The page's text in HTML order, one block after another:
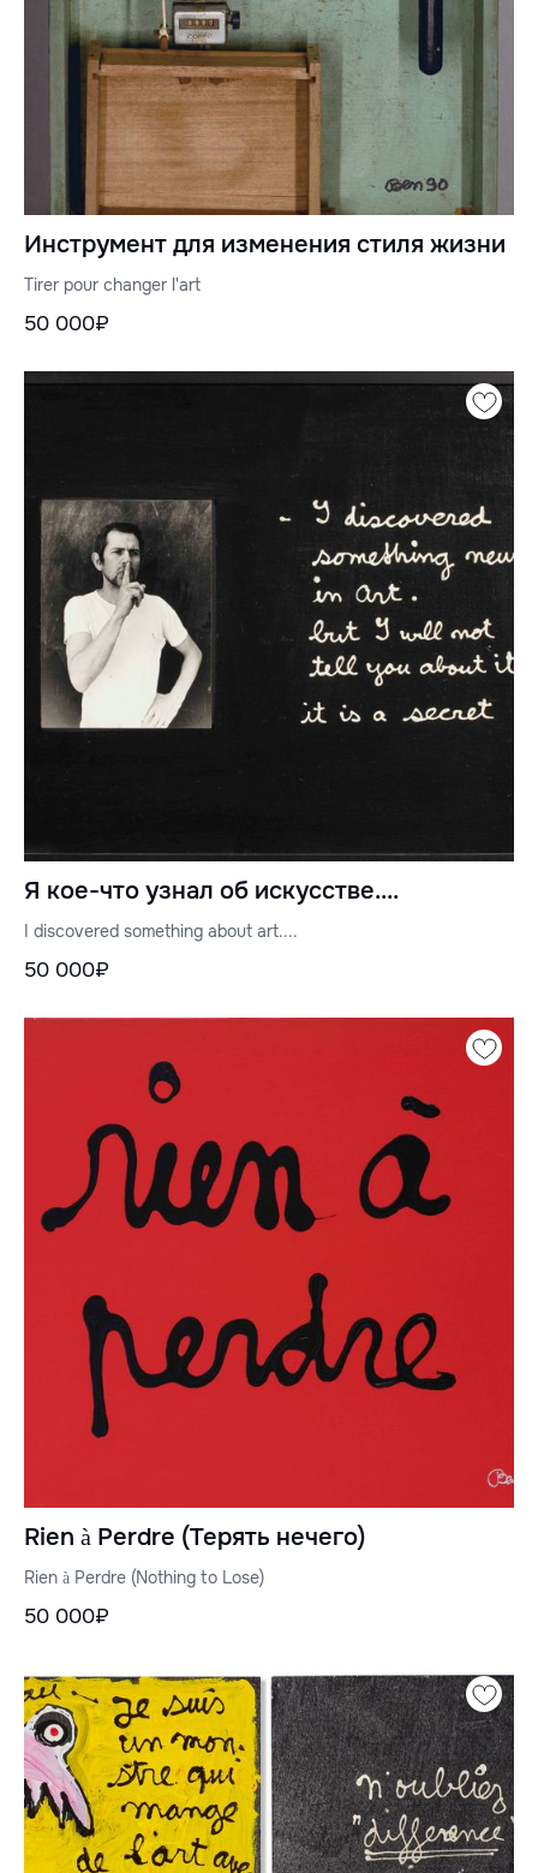
Инструмент для изменения стиля жизни
Tirer pour changer l'art
50 000₽
Я кое-что узнал об искусстве....
I discovered something about art....
50 000₽
Rien à Perdre (Терять нечего)
Rien à Perdre (Nothing to Lose)
50 000₽